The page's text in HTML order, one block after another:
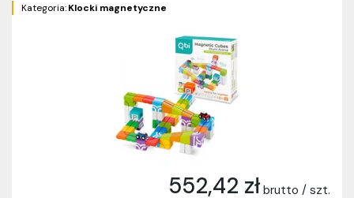
Kategoria:Klocki magnetyczne
552,42 zł brutto / szt.